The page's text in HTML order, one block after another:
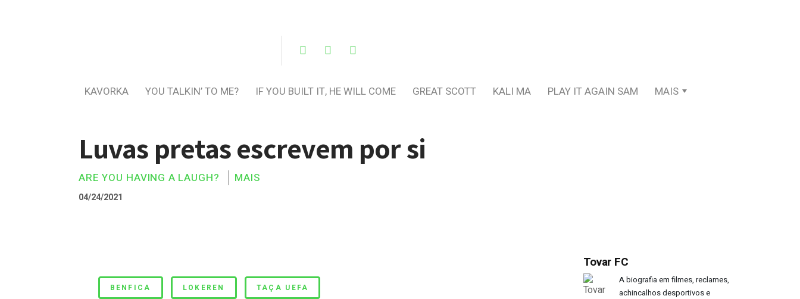
KAVORKA YOU TALKIN’ TO ME? IF YOU BUILT IT, HE WILL COME GREAT SCOTT KALI MA PLAY IT AGAIN SAM MAIS
Luvas pretas escrevem por si
ARE YOU HAVING A LAUGH? MAIS
04/24/2021
Luvas pretas escrevem por si
BENFICA LOKEREN TAÇA UEFA
Tovar FC
A biografia em filmes, reclames,
achincalhos desportivos e